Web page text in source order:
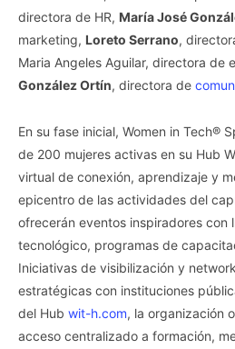
directora de HR, María José
marketing, Loreto Serrano,
Maria Angeles Aguilar, directora de
González Ortín, directora de
En su fase inicial, Women in Tech®
de 200 mujeres activas en su Hub
virtual de conexión, aprendizaje y
epicentro de las actividades del
ofrecerán eventos inspiradores con
tecnológico, programas de
Iniciativas de visibilización y
estratégicas con instituciones
del Hub wit-h.com, la organización
acceso centralizado a formación,